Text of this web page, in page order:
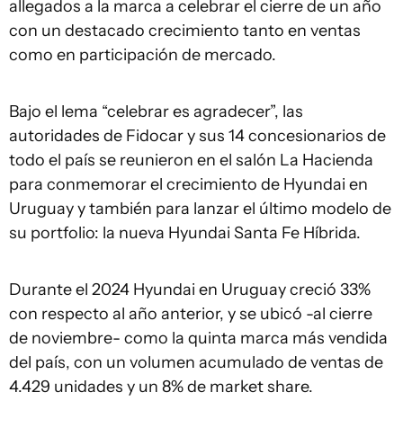
allegados a la marca a celebrar el cierre de un año
con un destacado crecimiento tanto en ventas
como en participación de mercado.
Bajo el lema “celebrar es agradecer”, las
autoridades de Fidocar y sus 14 concesionarios de
todo el país se reunieron en el salón La Hacienda
para conmemorar el crecimiento de Hyundai en
Uruguay y también para lanzar el último modelo de
su portfolio: la nueva Hyundai Santa Fe Híbrida.
Durante el 2024 Hyundai en Uruguay creció 33%
con respecto al año anterior, y se ubicó -al cierre
de noviembre- como la quinta marca más vendida
del país, con un volumen acumulado de ventas de
4.429 unidades y un 8% de market share.